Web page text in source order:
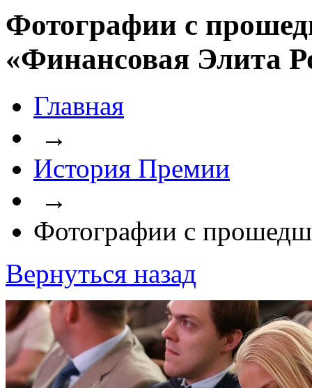
Фотографии с
«Финансовая Элита
Главная
→
История Премии
→
Фотографии с
Вернуться назад